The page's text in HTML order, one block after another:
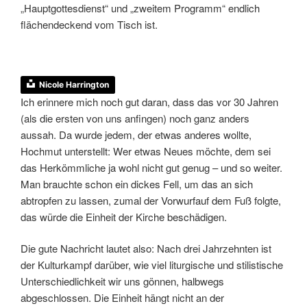
„Hauptgottesdienst“ und „zweitem Programm“ endlich
flächendeckend vom Tisch ist.
Nicole Harrington
Ich erinnere mich noch gut daran, dass das vor 30 Jahren
(als die ersten von uns anfingen) noch ganz anders
aussah. Da wurde jedem, der etwas anderes wollte,
Hochmut unterstellt: Wer etwas Neues möchte, dem sei
das Herkömmliche ja wohl nicht gut genug – und so weiter.
Man brauchte schon ein dickes Fell, um das an sich
abtropfen zu lassen, zumal der Vorwurfauf dem Fuß folgte,
das würde die Einheit der Kirche beschädigen.
Die gute Nachricht lautet also: Nach drei Jahrzehnten ist
der Kulturkampf darüber, wie viel liturgische und stilistische
Unterschiedlichkeit wir uns gönnen, halbwegs
abgeschlossen. Die Einheit hängt nicht an der